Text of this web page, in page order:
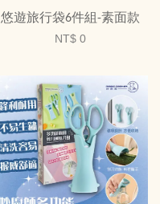
悠遊旅行袋6件組-素面款
NT$ 0